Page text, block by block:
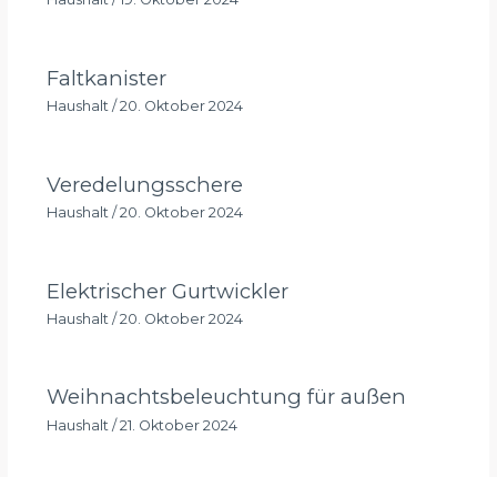
Faltkanister
Haushalt/ 20. Oktober 2024
Veredelungsschere
Haushalt/ 20. Oktober 2024
Elektrischer Gurtwickler
Haushalt / 20. Oktober 2024
Weihnachtsbeleuchtung für außen
Haushalt /21. Oktober 2024